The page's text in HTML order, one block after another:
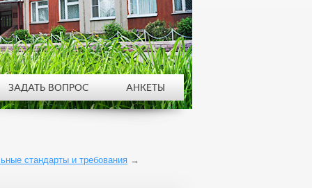
стандарты и требования →
ЗАДАТЬ ВОПРОС АНКЕТЫ